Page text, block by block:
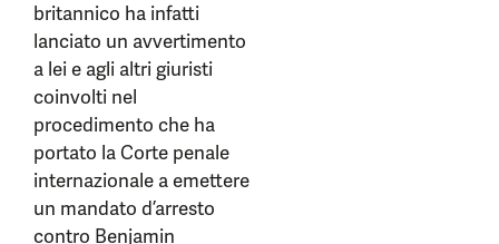
britannico ha infatti
lanciato un avvertimento
a lei e agli altri giuristi
coinvolti nel
procedimento che ha
portato la Corte penale
internazionale a emettere
un mandato d’arresto
contro Benjamin